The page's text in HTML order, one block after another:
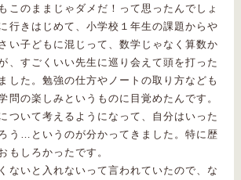
このままじゃダメだ！って思ったんでしょ
行きはじめて、小学校１年生の課題からや
い子どもに混じって、数学じゃなく算数か
、すごくいい先生に巡り会えて頭を打った
した。勉強の仕方やノートの取り方なども
問の楽しみというものに目覚めたんです。
ついて考えるようになって、自分はいった
う…というのが分かってきました。特に歴
もしろかったです。
ないと入れないって言われていたので、な